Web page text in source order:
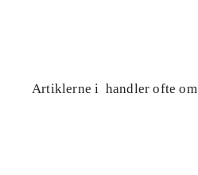
Artiklerne i handler ofte om